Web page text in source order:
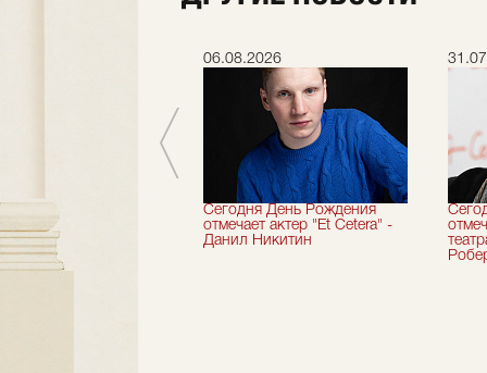
сезон!
06.08.2026
Сегодня День Рождения
отмечает актер "Et Cetera" -
Данил Никитин